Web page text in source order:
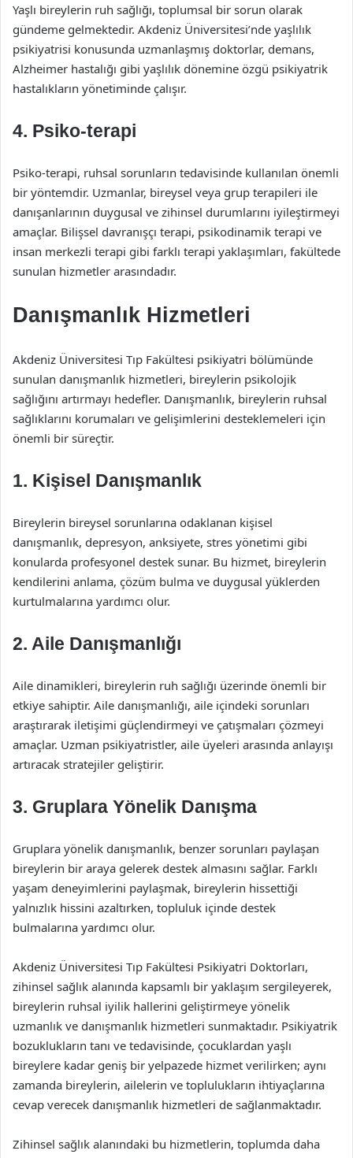
Yaşlı bireylerin ruh sağlığı, toplumsal bir sorun olarak
gündeme gelmektedir. Akdeniz Üniversitesi’nde yaşlılık
psikiyatrisi konusunda uzmanlaşmış doktorlar, demans,
Alzheimer hastalığı gibi yaşlılık dönemine özgü psikiyatrik
hastalıkların yönetiminde çalışır.
4. Psiko-terapi
Psiko-terapi, ruhsal sorunların tedavisinde kullanılan önemli
bir yöntemdir. Uzmanlar, bireysel veya grup terapileri ile
danışanlarının duygusal ve zihinsel durumlarını iyileştirmeyi
amaçlar. Bilişsel davranışçı terapi, psikodinamik terapi ve
insan merkezli terapi gibi farklı terapi yaklaşımları, fakültede
sunulan hizmetler arasındadır.
Danışmanlık Hizmetleri
Akdeniz Üniversitesi Tıp Fakültesi psikiyatri bölümünde
sunulan danışmanlık hizmetleri, bireylerin psikolojik
sağlığını artırmayı hedefler. Danışmanlık, bireylerin ruhsal
sağlıklarını korumaları ve gelişimlerini desteklemeleri için
önemli bir süreçtir.
1. Kişisel Danışmanlık
Bireylerin bireysel sorunlarına odaklanan kişisel
danışmanlık, depresyon, anksiyete, stres yönetimi gibi
konularda profesyonel destek sunar. Bu hizmet, bireylerin
kendilerini anlama, çözüm bulma ve duygusal yüklerden
kurtulmalarına yardımcı olur.
2. Aile Danışmanlığı
Aile dinamikleri, bireylerin ruh sağlığı üzerinde önemli bir
etkiye sahiptir. Aile danışmanlığı, aile içindeki sorunları
araştırarak iletişimi güçlendirmeyi ve çatışmaları çözmeyi
amaçlar. Uzman psikiyatristler, aile üyeleri arasında anlayışı
artıracak stratejiler geliştirir.
3. Gruplara Yönelik Danışma
Gruplara yönelik danışmanlık, benzer sorunları paylaşan
bireylerin bir araya gelerek destek almasını sağlar. Farklı
yaşam deneyimlerini paylaşmak, bireylerin hissettiği
yalnızlık hissini azaltırken, topluluk içinde destek
bulmalarına yardımcı olur.
Akdeniz Üniversitesi Tıp Fakültesi Psikiyatri Doktorları,
zihinsel sağlık alanında kapsamlı bir yaklaşım sergileyerek,
bireylerin ruhsal iyilik hallerini geliştirmeye yönelik
uzmanlık ve danışmanlık hizmetleri sunmaktadır. Psikiyatrik
bozuklukların tanı ve tedavisinde, çocuklardan yaşlı
bireylere kadar geniş bir yelpazede hizmet verilirken; aynı
zamanda bireylerin, ailelerin ve toplulukların ihtiyaçlarına
cevap verecek danışmanlık hizmetleri de sağlanmaktadır.
Zihinsel sağlık alanındaki bu hizmetlerin, toplumda daha